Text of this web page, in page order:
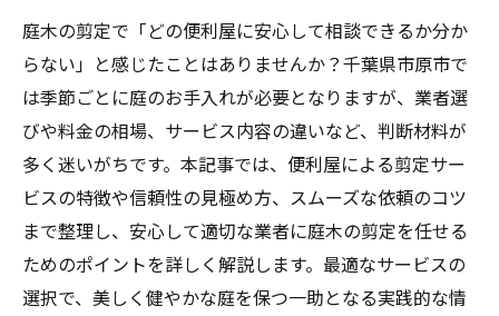
庭木の剪定で「どの便利屋に安心して相談できるか分か
らない」と感じたことはありませんか？千葉県市原市で
は季節ごとに庭のお手入れが必要となりますが、業者選
びや料金の相場、サービス内容の違いなど、判断材料が
多く迷いがちです。本記事では、便利屋による剪定サー
ビスの特徴や信頼性の見極め方、スムーズな依頼のコツ
まで整理し、安心して適切な業者に庭木の剪定を任せる
ためのポイントを詳しく解説します。最適なサービスの
選択で、美しく健やかな庭を保つ一助となる実践的な情